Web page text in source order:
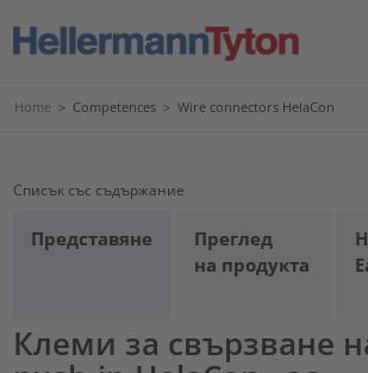
Home > Competences > Wire connectors HelaCon
Списък със съдържание
Представяне
Преглед
на продукта
Клеми за свързване